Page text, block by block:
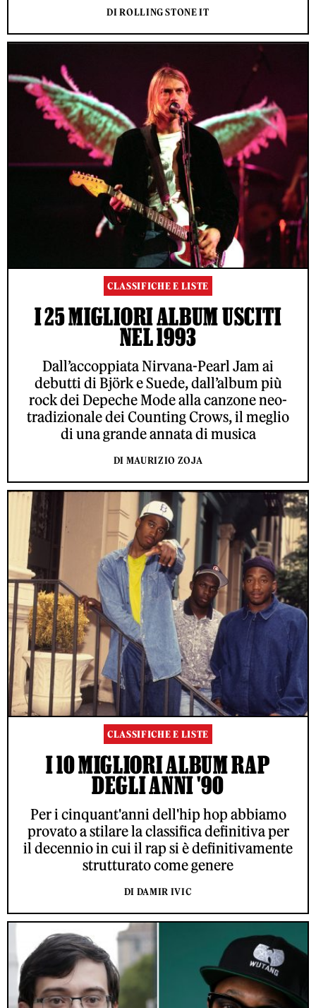
DI ROLLING STONE IT
CLASSIFICHE E LISTE
I 25 MIGLIORI ALBUM USCITI
NEL 1993
Dall’accoppiata Nirvana-Pearl Jam ai
debutti di Björk e Suede, dall’album più
rock dei Depeche Mode alla canzone neo-
tradizionale dei Counting Crows, il meglio
di una grande annata di musica
DI MAURIZIO ZOJA
CLASSIFICHE E LISTE
I 10 MIGLIORI ALBUM RAP
DEGLI ANNI '90
Per i cinquant'anni dell'hip hop abbiamo
provato a stilare la classifica definitiva per
il decennio in cui il rap si è definitivamente
strutturato come genere
DI DAMIR IVIC